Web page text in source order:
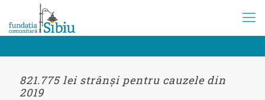
821.775 lei strânși pentru cauzele din
2019